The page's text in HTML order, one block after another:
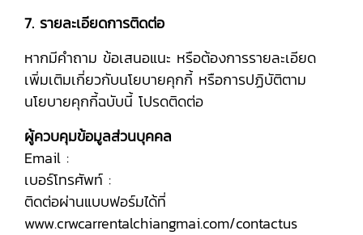
7. รายละเอียดการติดต่อ
หากมีคำถาม ข้อเสนอแนะ หรือต้องการรายละเอียด
เพิ่มเติมเกี่ยวกับนโยบายคุกกี้ หรือการปฏิบัติตาม
นโยบายคุกกี้ฉบับนี้ โปรดติดต่อ
ผู้ควบคุมข้อมูลส่วนบุคคล
Email :
เบอร์โทรศัพท์ :
ติดต่อผ่านแบบฟอร์มได้ที่
www.crwcarrentalchiangmai.com/contactus